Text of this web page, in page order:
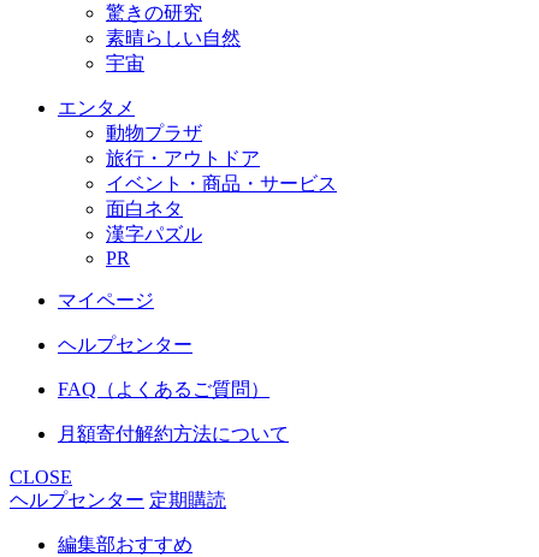
驚きの研究
素晴らしい自然
宇宙
エンタメ
動物プラザ
旅行・アウトドア
イベント・商品・サービス
面白ネタ
漢字パズル
PR
マイページ
ヘルプセンター
FAQ（よくあるご質問）
月額寄付解約方法について
CLOSE
ヘルプセンター 定期購読
編集部おすすめ